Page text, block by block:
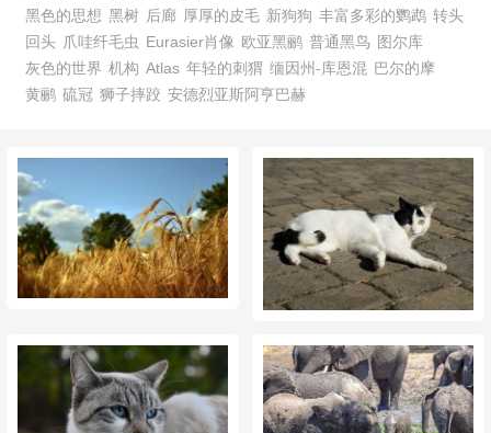
黑色的思想 黑树 后廊 厚厚的皮毛 新狗狗 丰富多彩的鹦鹉 转头
回头 爪哇纤毛虫 Eurasier肖像 欧亚黑鹂 普通黑鸟 图尔库
灰色的世界 机构 Atlas 年轻的刺猬 缅因州-库恩混 巴尔的摩
黄鹂 硫冠 狮子摔跤 安德烈亚斯阿亨巴赫